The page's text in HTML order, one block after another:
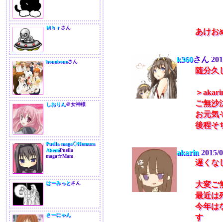
Ｍｈｒ さん
honobonoさん
しおりん＠女神様
Puella maga◇Homura
AkemiPuella
maga☆Mam
はーみっとさん
さーにゃん
あけお
k360さん
随分久
＞
ご無沙
お元気
後程そ
akarin 2015/
遅くな
大変ご
最近は
今年は
す